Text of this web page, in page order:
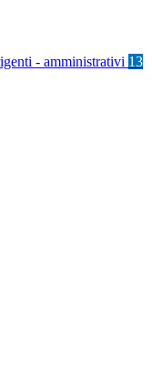
- amministrativi 13